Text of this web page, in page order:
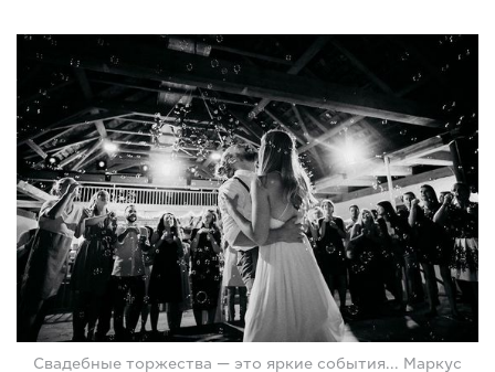
Свадебные торжества — это яркие события... Маркус